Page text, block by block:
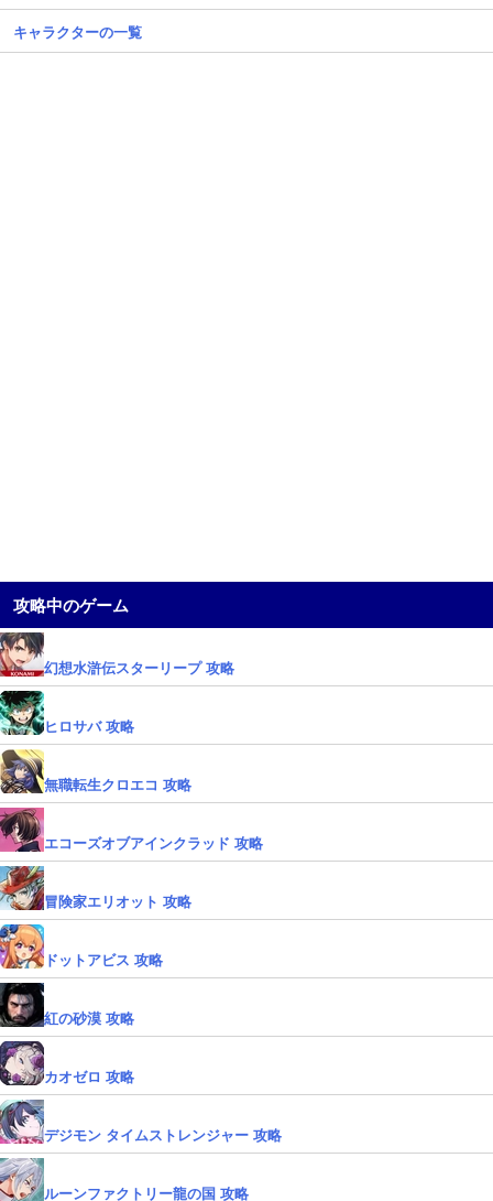
キャラクターの一覧
攻略中のゲーム
幻想水滸伝スターリープ 攻略
ヒロサバ 攻略
無職転生クロエコ 攻略
エコーズオブアインクラッド 攻略
冒険家エリオット 攻略
ドットアビス 攻略
紅の砂漠 攻略
カオゼロ 攻略
デジモン タイムストレンジャー 攻略
ルーンファクトリー龍の国 攻略